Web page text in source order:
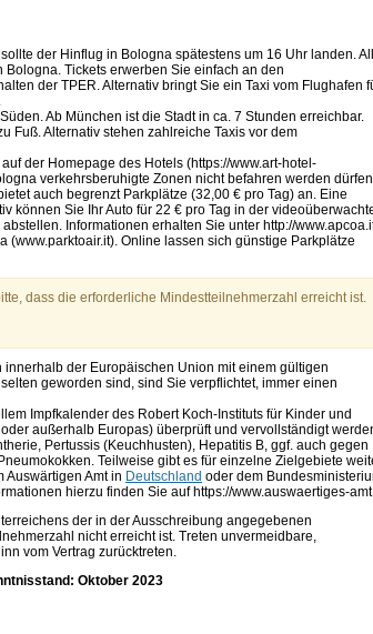
der Hinflug in Bologna spätestens um 16 Uhr landen.
Tickets erwerben Sie einfach an den
der TPER. Alternativ bringt Sie ein Taxi vom Flughafen
Ab München ist die Stadt in ca. 7 Stunden erreichbar.
Fuß. Alternativ stehen zahlreiche Taxis vor dem
der Homepage des Hotels (https://www.art-hotel-
verkehrsberuhigte Zonen nicht befahren werden dürfen
auch begrenzt Parkplätze (32,00 € pro Tag) an. Eine
können Sie Ihr Auto für 22 € pro Tag in der
Informationen erhalten Sie unter http://
Online lassen sich günstige Parkplätze
dass die erforderliche Mindestteilnehmerzahl erreicht ist.
innerhalb der Europäischen Union mit einem gültigen
geworden sind, sind Sie verpflichtet, immer einen
Impfkalender des Robert Koch-Instituts für Kinder und
außerhalb Europas) überprüft und vervollständigt
Pertussis (Keuchhusten), Hepatitis B, ggf. auch gegen
Teilweise gibt es für einzelne Zielgebiete
Auswärtigen Amt in Deutschland oder dem
hierzu finden Sie auf https://www.auswaertiges-
der in der Ausschreibung angegebenen
nicht erreicht ist. Treten unvermeidbare,
vom Vertrag zurücktreten.
Oktober 2023